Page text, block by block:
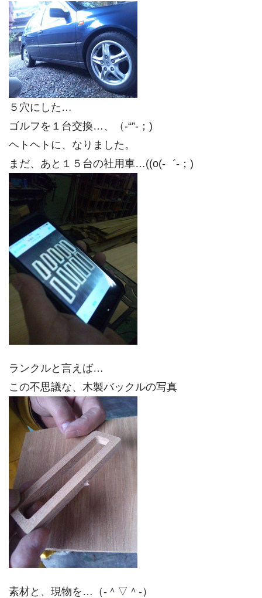
５穴にした…
ゴルフを１台交換…、（-“”-；)
ヘトヘトに、なりました。
まだ、あと１５台の社用車…((o(-゛-；)
ランクルと言えば…
この不思議な、木製バックルの写真
素材と、現物を…（‐＾▽＾‐）